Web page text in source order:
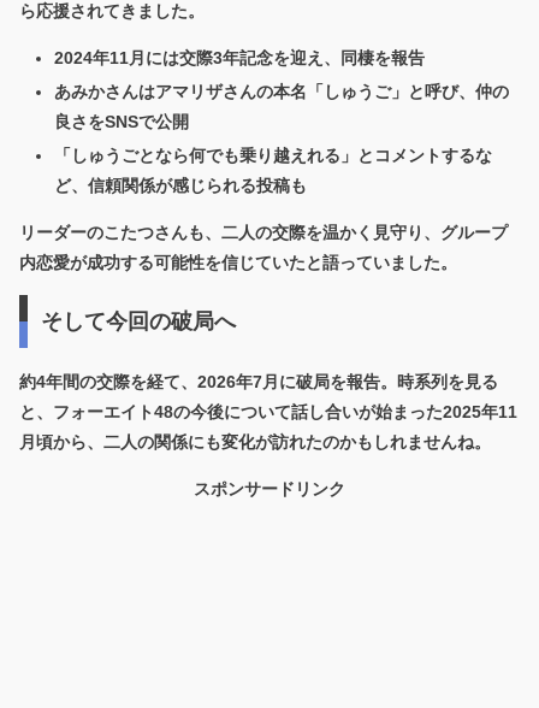
ら応援されてきました。
2024年11月には交際3年記念を迎え、同棲を報告
あみかさんはアマリザさんの本名「しゅうご」と呼び、仲の
良さをSNSで公開
「しゅうごとなら何でも乗り越えれる」とコメントするな
ど、信頼関係が感じられる投稿も
リーダーのこたつさんも、二人の交際を温かく見守り、グループ
内恋愛が成功する可能性を信じていたと語っていました。
そして今回の破局へ
約4年間の交際を経て、2026年7月に破局を報告。時系列を見る
と、フォーエイト48の今後について話し合いが始まった2025年11
月頃から、二人の関係にも変化が訪れたのかもしれませんね。
スポンサードリンク